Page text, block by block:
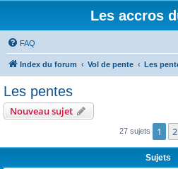
Les accros
FAQ
Index du forum Vol de pente Les
Les pentes
Nouveau sujet
27 sujets 1 2
Sujets